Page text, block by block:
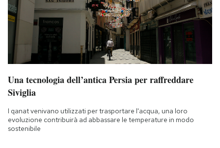
Una tecnologia dell’antica Persia per raffreddare
Siviglia
I qanat venivano utilizzati per trasportare l'acqua, una loro
evoluzione contribuirà ad abbassare le temperature in modo
sostenibile